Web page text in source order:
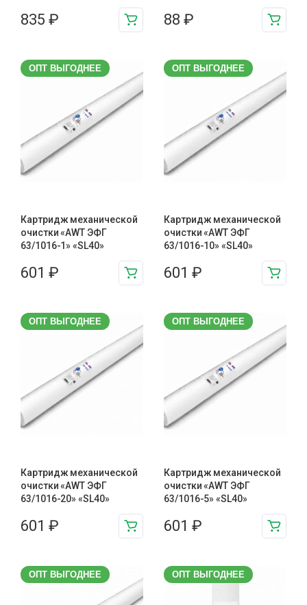
835 ₽ 88 ₽
ОПТ ВЫГОДНЕЕ
Картридж механической
очистки «AWT ЭФГ
63/1016-1» «SL40»
601 ₽
ОПТ ВЫГОДНЕЕ
Картридж механической
очистки «AWT ЭФГ
63/1016-10» «SL40»
601 ₽
ОПТ ВЫГОДНЕЕ
Картридж механической
очистки «AWT ЭФГ
63/1016-20» «SL40»
601 ₽
ОПТ ВЫГОДНЕЕ
Картридж механической
очистки «AWT ЭФГ
63/1016-5» «SL40»
601 ₽
ОПТ ВЫГОДНЕЕ ОПТ ВЫГОДНЕЕ